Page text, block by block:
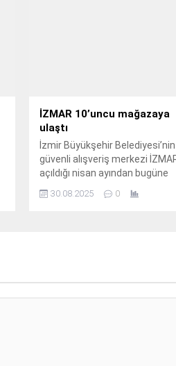
İZMAR 10’uncu mağazaya
ulaştı
İzmir Büyükşehir Belediyesi’nin
güvenli alışveriş merkezi
açıldığı nisan ayından bugüne
30.08.2025 0